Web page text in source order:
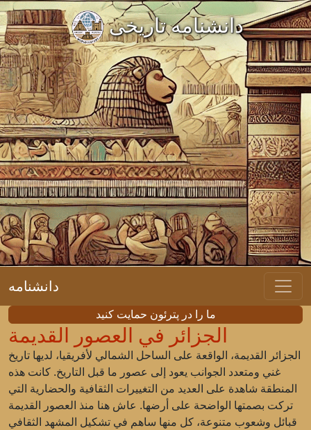
دانشنامه تاریخی
دانشنامه
ما را در پترئون حمایت کنید
الجزائر في العصور القديمة
الجزائر القديمة، الواقعة على الساحل الشمالي لأفريقيا، لديها تاريخ
غني ومتعدد الجوانب يعود إلى عصور ما قبل التاريخ. كانت هذه
المنطقة شاهدة على العديد من التغييرات الثقافية والحضارية التي
تركت بصمتها الواضحة على أرضها. عاش هنا منذ العصور القديمة
قبائل وشعوب متنوعة، كل منها ساهم في تشكيل المشهد الثقافي